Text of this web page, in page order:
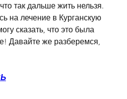
так дальше жить нельзя.
на лечение в Курганскую
сказать, что это была
Давайте же разберемся,